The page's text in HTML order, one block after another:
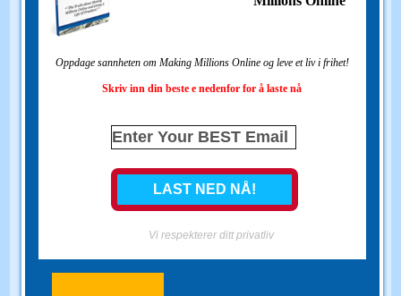
Oppdage sannheten om Making Millions Online og leve et liv i frihet!
Skriv inn din beste e nedenfor for å laste nå
Vi respekterer ditt privatliv